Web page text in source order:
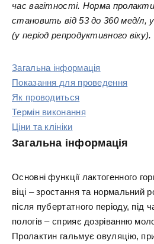
час вагітності. Норма
становить від 53 до 360 мед/л, у
(у період репродуктивного віку).
Загальна інформація
Показання для проведення
Як проводиться
Термін виконання
Ціни та клініки
Загальна інформація
Основні функції лактогенного
віці – зростання та нормальний
після пубертатного періоду, під
пологів – сприяє дозріванню
Пролактин гальмує овуляцію,